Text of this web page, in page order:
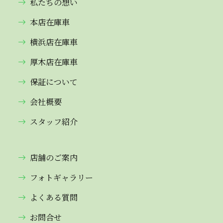
本店在庫車
横浜店在庫車
厚木店在庫車
保証について
会社概要
スタッフ紹介
店舗のご案内
フォトギャラリー
よくある質問
お問合せ